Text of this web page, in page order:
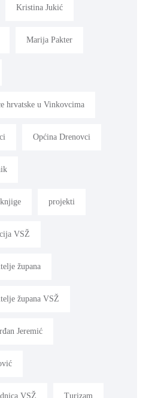
Kristina Jukić
Marija Pakter
hrvatske u Vinkovcima
Općina Drenovci
projekti
VSŽ
župana
župana VSŽ
Jeremić
VSŽ Turizam